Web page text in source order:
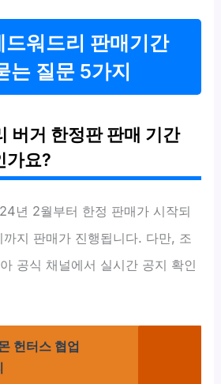
드워드리 판매기간
는 질문 5가지
버거 한정판 판매 기간
가요?
년 2월부터 한정 판매가 시작되
지 판매가 진행됩니다. 다만, 조
공식 채널에서 실시간 공지 확인
헌터스 협업